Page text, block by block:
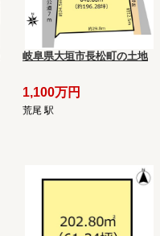
岐阜県大垣市長松町の土地
1,100万円
荒尾 駅